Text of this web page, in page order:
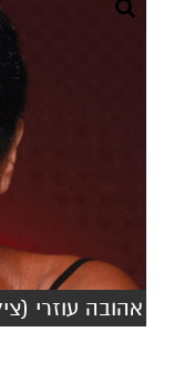
אהובה עוזרי